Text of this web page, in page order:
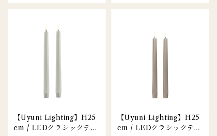
【Uyuni Lighting】H25
cm / LEDクラシックテー
【Uyuni Lighting】H25
cm / LEDクラシックテー